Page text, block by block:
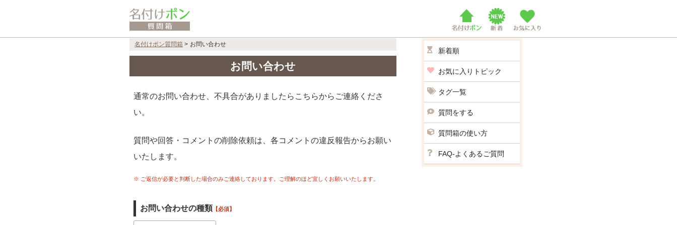
名付けポン質問箱 > お問い合わせ
お問い合わせ
通常のお問い合わせ、不具合がありましたらこちらからご連絡くださ
い。
質問や回答・コメントの削除依頼は、各コメントの違反報告からお願い
いたします。
※ ご返信が必要と判断した場合のみご連絡しております。ご理解のほど宜しくお願いいたします。
お問い合わせの種類 【必須】
新着順
お気に入りトピック
タグ一覧
質問をする
質問箱の使い方
FAQ-よくあるご質問